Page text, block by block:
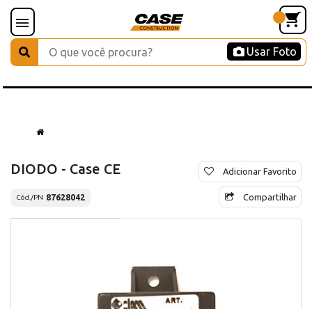
Usar Foto
DIODO - Case CE
Cód./PN 87628042
Adicionar Favorito
Compartilhar